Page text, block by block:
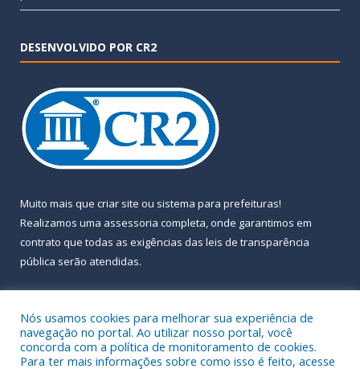
DESENVOLVIDO POR CR2
Muito mais que criar site ou sistema para prefeituras!
Realizamos uma assessoria completa, onde garantimos em
contrato que todas as exigências das leis de transparência
pública serão atendidas.
Nós usamos cookies para melhorar sua experiência de
navegação no portal. Ao utilizar nosso portal, você
concorda com a política de monitoramento de cookies.
Para ter mais informações sobre como isso é feito, acesse